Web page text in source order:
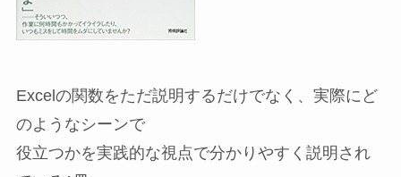
Excelの関数をただ説明するだけでなく、実際にど
のようなシーンで
役立つかを実践的な視点で分かりやすく説明され